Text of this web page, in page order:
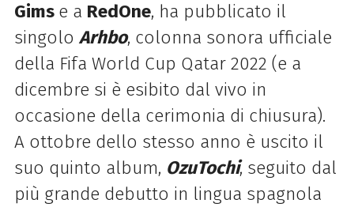
Gims e a RedOne, ha pubblicato il
singolo Arhbo, colonna sonora ufficiale
della Fifa World Cup Qatar 2022 (e a
dicembre si è esibito dal vivo in
occasione della cerimonia di chiusura).
A ottobre dello stesso anno è uscito il
suo quinto album, OzuTochi, seguito dal
più grande debutto in lingua spagnola